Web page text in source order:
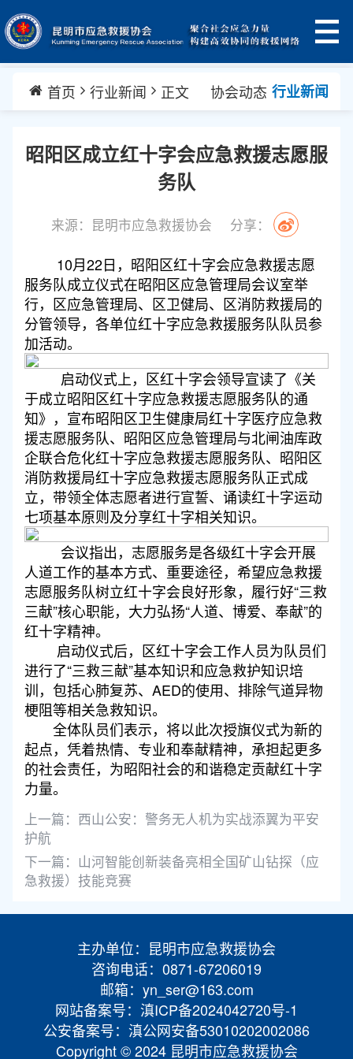
首页 行业新闻 正文 协会动态 行业新闻
昭阳区成立红十字会应急救援志愿服
务队
来源：昆明市应急救援协会 分享：
10月22日，昭阳区红十字会应急救援志愿
服务队成立仪式在昭阳区应急管理局会议室举
行，区应急管理局、区卫健局、区消防救援局的
分管领导，各单位红十字应急救援服务队队员参
加活动。
启动仪式上，区红十字会领导宣读了《关
于成立昭阳区红十字应急救援志愿服务队的通
知》，宣布昭阳区卫生健康局红十字医疗应急救
援志愿服务队、昭阳区应急管理局与北闸油库政
企联合危化红十字应急救援志愿服务队、昭阳区
消防救援局红十字应急救援志愿服务队正式成
立，带领全体志愿者进行宣誓、诵读红十字运动
七项基本原则及分享红十字相关知识。
会议指出，志愿服务是各级红十字会开展
人道工作的基本方式、重要途径，希望应急救援
志愿服务队树立红十字会良好形象，履行好“三救
三献”核心职能，大力弘扬“人道、博爱、奉献”的
红十字精神。
启动仪式后，区红十字会工作人员为队员们
进行了“三救三献”基本知识和应急救护知识培
训，包括心肺复苏、AED的使用、排除气道异物
梗阻等相关急救知识。
全体队员们表示，将以此次授旗仪式为新的
起点，凭着热情、专业和奉献精神，承担起更多
的社会责任，为昭阳社会的和谐稳定贡献红十字
力量。
上一篇： 西山公安：警务无人机为实战添翼为平安
护航
下一篇： 山河智能创新装备亮相全国矿山钻探（应
急救援）技能竞赛
主办单位：昆明市应急救援协会
咨询电话：0871-67206019
邮箱：yn_ser@163.com
网站备案号：滇ICP备2024042720号-1
公安备案号：滇公网安备53010202002086
Copyright © 2024 昆明市应急救援协会